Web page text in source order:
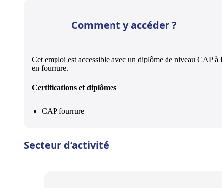
Comment y accéder ?
Cet emploi est accessible avec un diplôme de niveau CAP à
en fourrure.
Certifications et diplômes
CAP fourrure
Secteur d’activité